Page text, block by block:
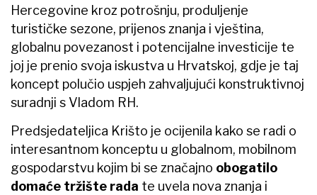
Hercegovine kroz potrošnju, produljenje
turističke sezone, prijenos znanja i vještina,
globalnu povezanost i potencijalne investicije te
joj je prenio svoja iskustva u Hrvatskoj, gdje je taj
koncept polučio uspjeh zahvaljujući konstruktivnoj
suradnji s Vladom RH.
Predsjedateljica Krišto je ocijenila kako se radi o
interesantnom konceptu u globalnom, mobilnom
gospodarstvu kojim bi se značajno obogatilo
domaće tržište rada te uvela nova znanja i